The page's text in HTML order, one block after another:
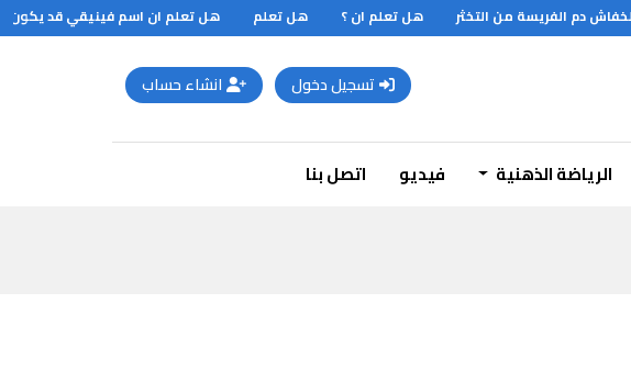
دم الفريسة من التخثر هل تعلم ان ؟ هل تعلم
هل تعلم ان اسم فينيقي قد يكون
تسجيل دخول انشاء حساب
الرياضة الذهنية فيديو اتصل بنا